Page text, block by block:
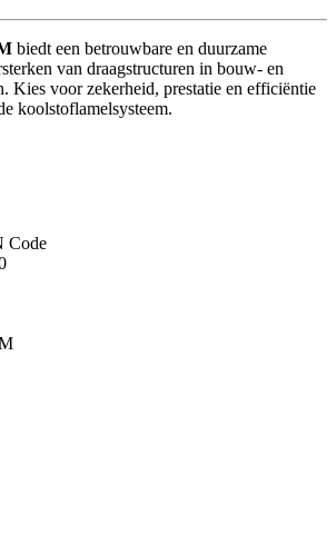
biedt een betrouwbare en duurzame
van draagstructuren in bouw- en
Kies voor zekerheid, prestatie en efficiëntie
koolstoflamelsysteem.
Code